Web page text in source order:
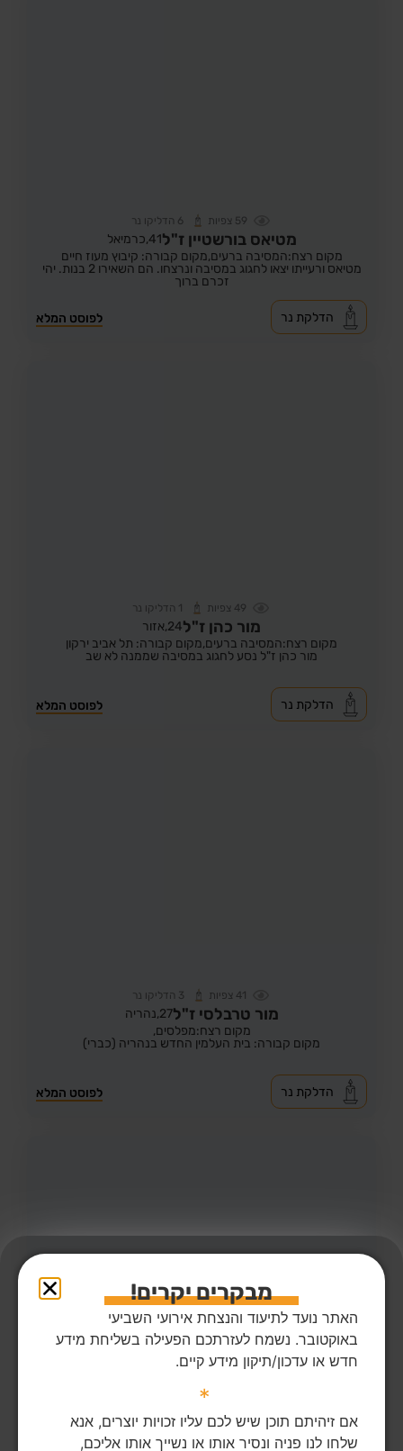
59 צפיות 6 הדליקו נר
מטיאס בורשטיין ז"ל41, כרמיאל
מקום רצח:המסיבה ברעים,מקום קבורה: קיבוץ מעוז חיים
מטיאס ורעייתו יצאו לחגוג במסיבה ונרצחו. הם השאירו 2 בנות. יהי
זכרם ברוך
לפוסט המלא הדלקת נר
49 צפיות 1 הדליקו נר
מור כהן ז"ל24, אזור
מקום רצח:המסיבה ברעים,מקום קבורה: תל אביב ירקון
מור כהן ז"ל נסע לחגוג במסיבה שממנה לא שב
לפוסט המלא הדלקת נר
41 צפיות 3 הדליקו נר
מור טרבלסי ז"ל27, נהריה
מקום רצח:מפלסים,
מקום קבורה: בית העלמין החדש בנהריה (כברי)
לפוסט המלא הדלקת נר
מזי בכר ז"ל
מקום רצח:בארי, מקום קבורה: קיבוץ רמת יוחנן
מזי ז"ל גדלה בקרית ים, הייתה אם יחידנית לבתה עופרי, גרה
ונרצחה בקיבוץ בארי. יהי זכרה ברוך
מבקרים יקרים!
האתר נועד לתיעוד והנצחת אירועי השביעי
באוקטובר. נשמח לעזרתכם הפעילה בשליחת מידע
חדש או עדכון/תיקון מידע קיים.
*
אם זיהיתם תוכן שיש לכם עליו זכויות יוצרים, אנא
שלחו לנו פניה ונסיר אותו או נשייך אותו אליכם,